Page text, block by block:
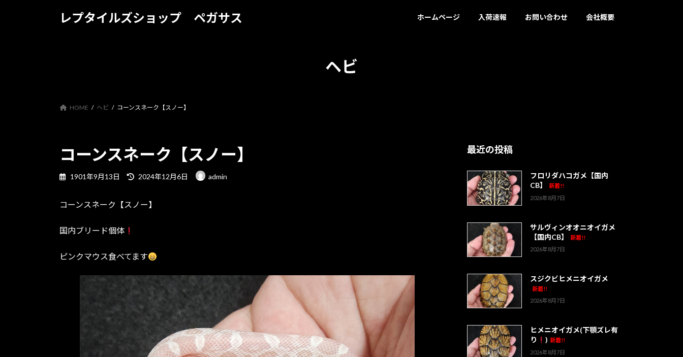
レプタイルズショップ ペガサス ホームページ 入荷速報 お問い合わせ 会社概要
ヘビ
HOME ヘビ コーンスネーク【スノー】
コーンスネーク【スノー】
1901年9月13日
最
新
2024年12月6日 admin
コーンスネーク【スノー】
国内ブリード個体
ピンクマウス食べてます
最近の投稿
フロリダハコガメ【国内
CB】
新着!!
2026年8月7日
サルヴィンオオニオイガメ
【国内CB】
新着!!
2026年8月7日
スジクビヒメニオイガメ
新着!!
2026年8月7日
ヒメニオイガメ(下顎ズレ有
り
) 新着!!
2026年8月7日